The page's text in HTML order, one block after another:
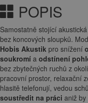
POPIS
Samostatně stojící
bez koncových sloupků.
Hobis Akustik pro snížení
soukromí a odstínení
bez zbytečných ruchů z
pracovní prostor, relaxační
hlasitě telefonují, vedou
soustředit na práci aniž by